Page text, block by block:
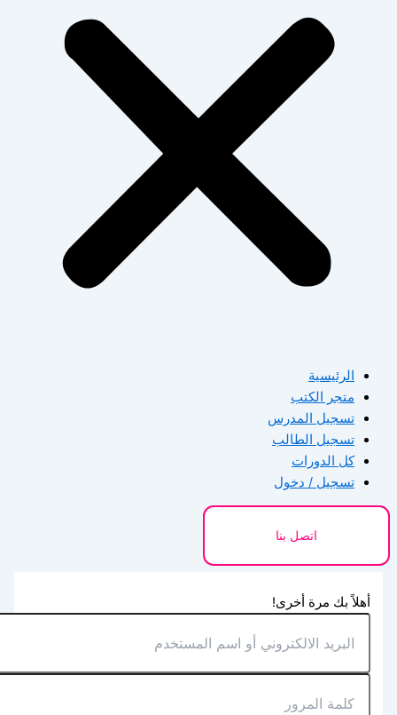
الرئيسية
متجر الكتب
تسجيل المدرس
تسجيل الطالب
كل الدورات
تسجيل / دخول
اتصل بنا
أهلاً بك مرة أخرى!